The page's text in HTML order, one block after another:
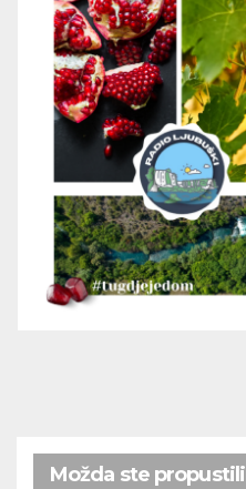
Možda ste propustili